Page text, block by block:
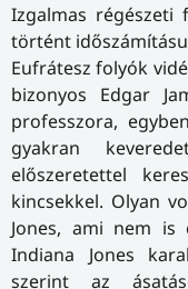
Izgalmas régészeti
történt
Eufrátesz folyók
bizonyos Edgar
professzora,
gyakran
előszeretettel
kincsekkel. Olyan
Jones, ami nem is
Indiana Jones
szerint az